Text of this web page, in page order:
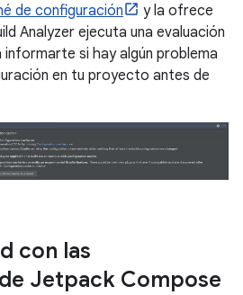
de configuración
y la ofrece
Analyzer ejecuta una evaluación
si hay algún problema
en tu proyecto antes de
con las
Jetpack Compose